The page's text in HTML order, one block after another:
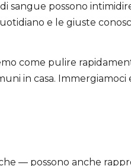
sangue possono
e le giuste
come pulire
in casa. Immergiamoci
— possono anche